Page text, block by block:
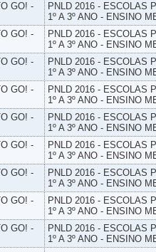
GO! -
PNLD 2016 - ESCOLAS
1º A 3º ANO - ENSINO
GO! -
PNLD 2016 - ESCOLAS
1º A 3º ANO - ENSINO
GO! -
PNLD 2016 - ESCOLAS
1º A 3º ANO - ENSINO
GO! -
PNLD 2016 - ESCOLAS
1º A 3º ANO - ENSINO
GO! -
PNLD 2016 - ESCOLAS
1º A 3º ANO - ENSINO
GO! -
PNLD 2016 - ESCOLAS
1º A 3º ANO - ENSINO
GO! -
PNLD 2016 - ESCOLAS
1º A 3º ANO - ENSINO
GO! -
PNLD 2016 - ESCOLAS
1º A 3º ANO - ENSINO
GO! -
PNLD 2016 - ESCOLAS
1º A 3º ANO - ENSINO